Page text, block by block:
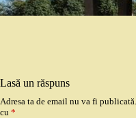
Lasă un răspuns
Adresa ta de email nu va fi publicată.
cu *